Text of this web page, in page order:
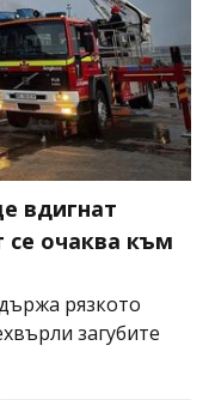
вдигнат
се очаква към
рязкото
загубите